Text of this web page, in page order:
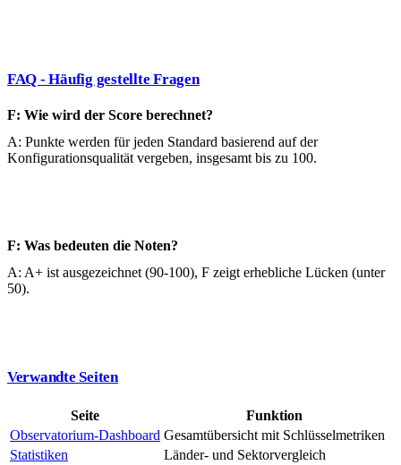
FAQ - Häufig gestellte Fragen
F: Wie wird der Score berechnet?
A: Punkte werden für jeden Standard basierend auf der
Konfigurationsqualität vergeben, insgesamt bis zu 100.
F: Was bedeuten die Noten?
A: A+ ist ausgezeichnet (90-100), F zeigt erhebliche Lücken (unter
50).
Verwandte Seiten
Seite
Funktion
Observatorium-Dashboard Gesamtübersicht mit Schlüsselmetriken
Statistiken
Länder- und Sektorvergleich